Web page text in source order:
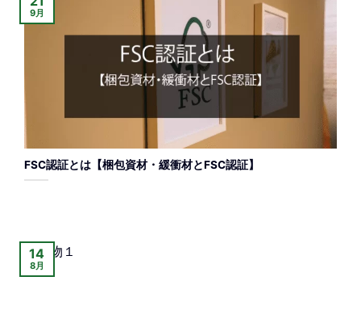
FSC認証とは【梱包資材・緩衝材とFSC認証】
9月
14
8月